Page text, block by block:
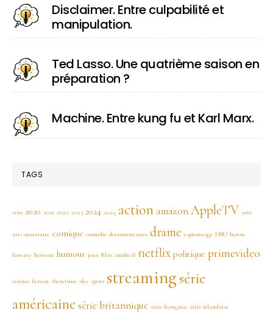
Disclaimer. Entre culpabilité et
manipulation.
Ted Lasso. Une quatrième saison en
préparation ?
Machine. Entre kung fu et Karl Marx.
TAGS
2019 2020 2021 2022 2023 2024 2025 action amazonAppleTV arte
arts martiaux comique comédie documentaires drame espionnage HBO heroic
fantasy horreur humour jeux Max médical netflix politique primevideo
science fiction showtime sky sport streaming série
américainesérie britannique série française série irlandaise